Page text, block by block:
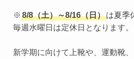
※ 8/8（土）～8/16（日）は夏季
毎週水曜日は定休日となります。
新学期に向けて上靴や、運動靴